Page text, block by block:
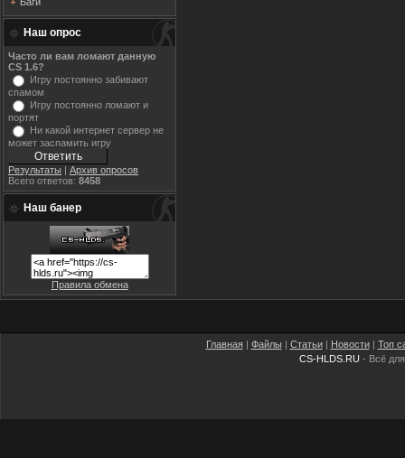
Наш опрос
Часто ли вам ломают данную
CS 1.6?
Игру постоянно забивают
спамом
Игру постоянно ломают и
портят
Ни какой интернет сервер не
может заспамить игру
Результаты | Архив опросов
Всего ответов: 8458
Наш банер
Правила обмена
Главная| Файлы | Статьи| Новости| Топ
CS-HLDS.RU - Всё